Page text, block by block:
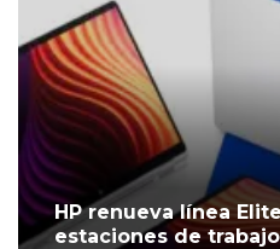
HP renueva línea
estaciones de